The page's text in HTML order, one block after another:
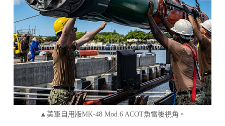
▲美軍自用版MK-48 Mod.6 ACOT魚雷後視角。